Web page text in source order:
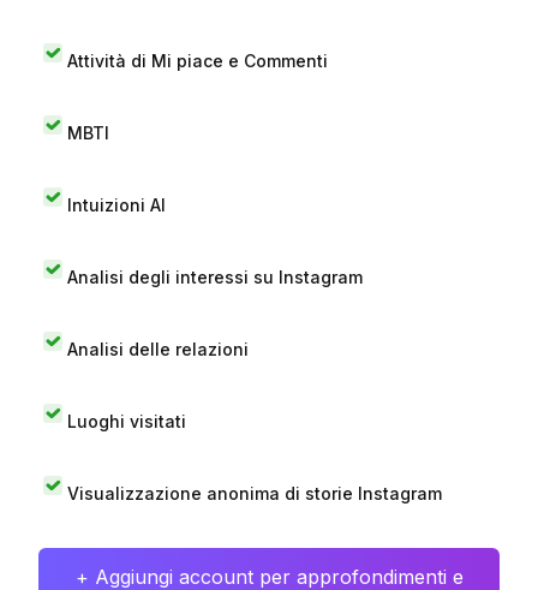
Attività di Mi piace e Commenti
MBTI
Intuizioni AI
Analisi degli interessi su Instagram
Analisi delle relazioni
Luoghi visitati
Visualizzazione anonima di storie Instagram
+ Aggiungi account per approfondimenti e